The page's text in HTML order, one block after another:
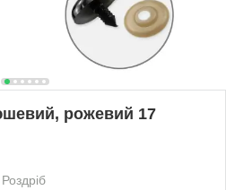
рожевий 17
Роздріб